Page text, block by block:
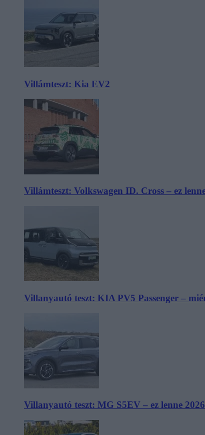
Villámteszt: Kia EV2
Villámteszt: Volkswagen ID. Cross – ez
Villanyautó teszt: KIA PV5 Passenger –
Villanyautó teszt: MG S5EV – ez lenne